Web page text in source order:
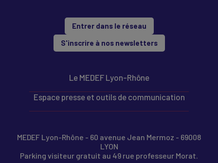
Entrer dans le réseau
S'inscrire à nos newsletters
Le MEDEF Lyon-Rhône
Espace presse et outils de communication
MEDEF Lyon-Rhône - 60 avenue Jean Mermoz - 69008
LYON
Parking visiteur gratuit au 49 rue professeur Morat.